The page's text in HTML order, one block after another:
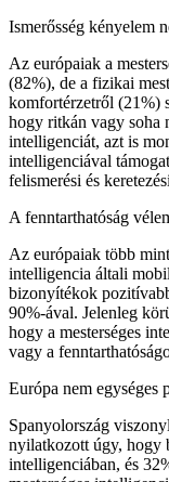
Ismerősség kényelem
Az európaiak a
(82%), de a fizikai
komfortérzetről (21%)
hogy ritkán vagy soha
intelligenciát, azt is
intelligenciával
felismerési és
A fenntarthatóság
Az európaiak több
intelligencia általi
bizonyítékok
90%-ával. Jelenleg
hogy a mesterséges
vagy a
Európa nem egységes
Spanyolország
nyilatkozott úgy, hogy
intelligenciában, és